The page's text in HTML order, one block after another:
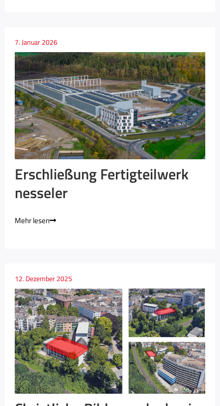
7. Januar 2026
Erschließung Fertigteilwerk
nesseler
Mehr lesen
12. Dezember 2025